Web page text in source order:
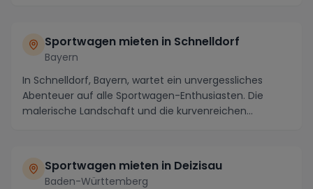
Sportwagen mieten in Schnelldorf
Bayern
In Schnelldorf, Bayern, wartet ein unvergessliches
Abenteuer auf alle Sportwagen-Enthusiasten. Die
malerische Landschaft und die kurvenreichen
Sportwagen mieten in Deizisau
Baden-Württemberg